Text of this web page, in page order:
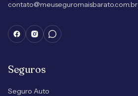
contato@meuseguromaisbarato.com.br
Seguros
Seguro Auto